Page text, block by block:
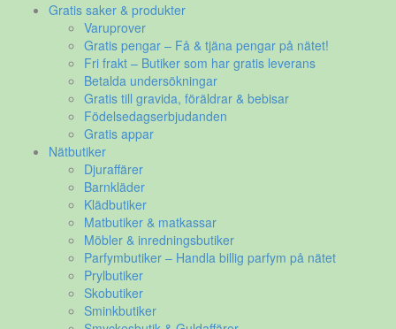
Gratis saker & produkter
Varuprover
Gratis pengar – Få & tjäna pengar på nätet!
Fri frakt – Butiker som har gratis leverans
Betalda undersökningar
Gratis till gravida, föräldrar & bebisar
Födelsedagserbjudanden
Gratis appar
Nätbutiker
Djuraffärer
Barnkläder
Klädbutiker
Matbutiker & matkassar
Möbler & inredningsbutiker
Parfymbutiker – Handla billig parfym på nätet
Prylbutiker
Skobutiker
Sminkbutiker